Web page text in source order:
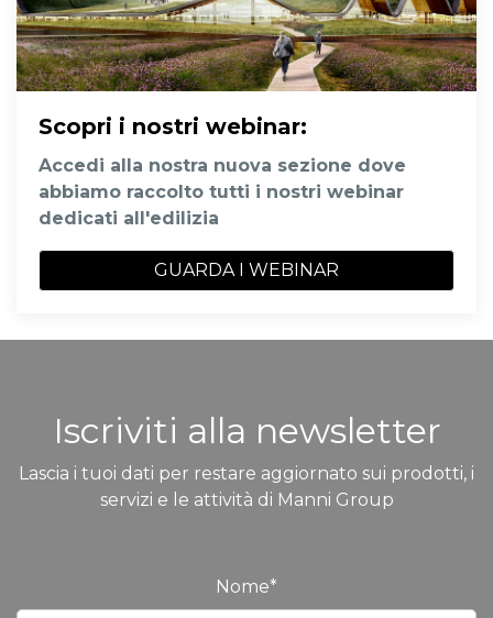
Scopri i nostri webinar:
Accedi alla nostra nuova sezione dove
abbiamo raccolto tutti i nostri webinar
dedicati all'edilizia
GUARDA I WEBINAR
Iscriviti alla newsletter
Lascia i tuoi dati per restare aggiornato sui prodotti, i
servizi e le attività di Manni Group
Nome*